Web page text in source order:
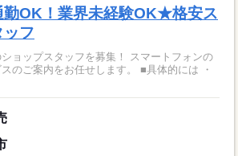
勤OK！業界未経験OK★格安ス
ッフ
ョップスタッフを募集！ スマートフォンの
内をお任せします。 ■具体的には ・